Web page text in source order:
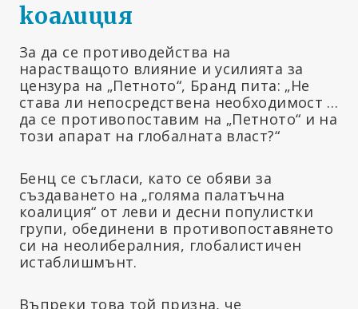
коалиция
За да се противодейства на
нарастващото влияние и усилията за
цензура на „Петното“, Бранд пита: „Не
става ли непосредствена необходимост …
да се противопоставим на „Петното“ и на
този апарат на глобалната власт?“
Бенц се съгласи, като се обяви за
създаването на „голяма палатъчна
коалиция“ от леви и десни популистки
групи, обединени в противопоставянето
си на неолибералния, глобалистичен
истаблишмънт.
Въпреки това той призна, че